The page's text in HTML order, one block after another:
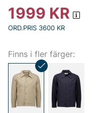
1999 KR
ORD.PRIS 3600 KR
Finns i fler färger: